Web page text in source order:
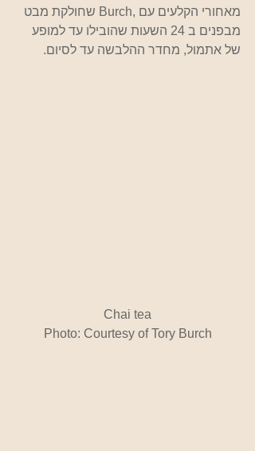
מאחורי הקלעים עם ,Burch שחולקת מבט
מבפנים ב 24 השעות שהובילו עד למופע
של אתמול, מחדר ההלבשה עד לסיום.
Chai tea
Photo: Courtesy of Tory Burch